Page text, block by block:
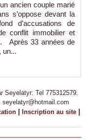
ancien couple marié
s’oppose devant la
d’accusations de
conflit immobilier et
Après 33 années de
un...
Seyelatyr: Tel 775312579.
| Inscription au site |